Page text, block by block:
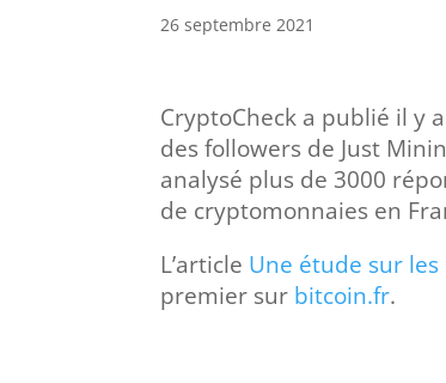
26 septembre 2021
CryptoCheck a publié il y
des followers de Just
analysé plus de 3000
de cryptomonnaies en
L’article Une étude sur
premier sur bitcoin.fr.